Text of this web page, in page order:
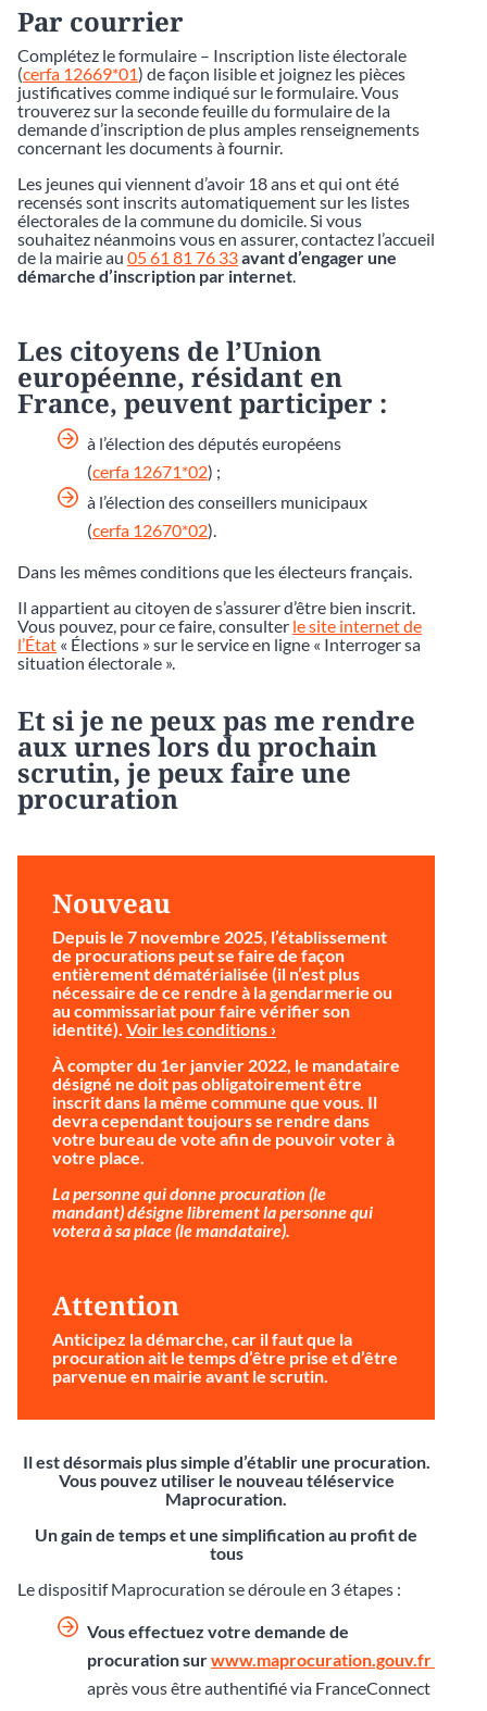
Par courrier
Complétez le formulaire – Inscription liste électorale
(cerfa 12669*01) de façon lisible et joignez les pièces
justificatives comme indiqué sur le formulaire. Vous
trouverez sur la seconde feuille du formulaire de la
demande d’inscription de plus amples renseignements
concernant les documents à fournir.
Les jeunes qui viennent d’avoir 18 ans et qui ont été
recensés sont inscrits automatiquement sur les listes
électorales de la commune du domicile. Si vous
souhaitez néanmoins vous en assurer, contactez l’accueil
de la mairie au 05 61 81 76 33avant d’engager une
démarche d’inscription par internet
Les citoyens de l’Union
européenne, résidant en
France, peuvent participer :
à l’élection des députés européens
(cerfa 12671*02) ;
à l’élection des conseillers municipaux
(cerfa 12670*02).
Dans les mêmes conditions que les électeurs français.
Il appartient au citoyen de s’assurer d’être bien inscrit.
Vous pouvez, pour ce faire, consulter le site internet de
l’État « Élections » sur le service en ligne « Interroger sa
situation électorale ».
Et si je ne peux pas me rendre
aux urnes lors du prochain
scrutin, je peux faire une
procuration
Nouveau
Depuis le 7 novembre 2025, l’établissement
de procurations peut se faire de façon
entièrement dématérialisée (il n’est plus
nécessaire de ce rendre à la gendarmerie ou
au commissariat pour faire vérifier son
identité). Voir les conditions ›
À compter du 1er janvier 2022, le mandataire
désigné ne doit pas obligatoirement être
inscrit dans la même commune que vous. Il
devra cependant toujours se rendre dans
votre bureau de vote afin de pouvoir voter à
votre place.
La personne qui donne procuration (le
mandant) désigne librement la personne qui
votera à sa place (le mandataire).
Attention
Anticipez la démarche , car il faut que la
procuration ait le temps d’être prise et d’être
parvenue en mairie avant le scrutin.
Il est désormais plus simple d’établir une procuration.
Vous pouvez utiliser le nouveau téléservice
Maprocuration.
Un gain de temps et une simplification au profit de
tous
Le dispositif Maprocuration se déroule en 3 étapes :
Vous effectuez votre demande de
procuration surwww.maprocuration.gouv.fr
après vous être authentifié via FranceConnect